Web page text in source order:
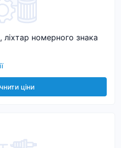
номерного знака
ціни